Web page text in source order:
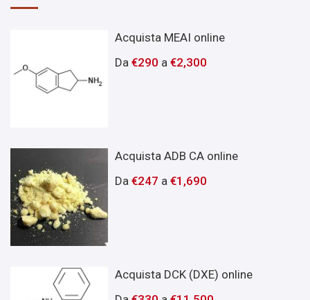
Acquista MEAI online
Da€290 a€2,300
Acquista ADB CA online
Da€247 a€1,690
Acquista DCK (DXE) online